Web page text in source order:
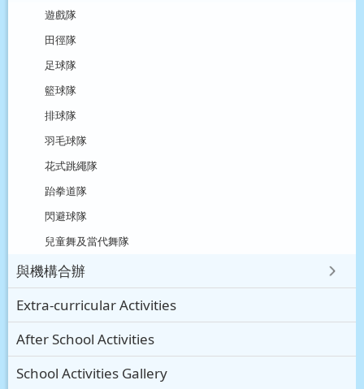
遊戲隊
田徑隊
足球隊
籃球隊
排球隊
羽毛球隊
花式跳繩隊
跆拳道隊
閃避球隊
兒童舞及當代舞隊
與機構合辦
Extra-curricular Activities
After School Activities
School Activities Gallery